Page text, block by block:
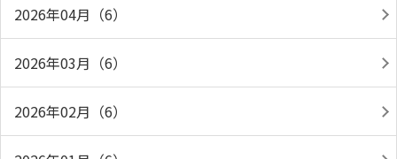
2026年04月（6）
2026年03月（6）
2026年02月（6）